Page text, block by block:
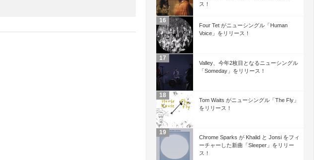
ス！
Four Tet がニューシングル「Human
Voice」をリリース！
Valley、今年2枚目となるニューシングル
「Someday」をリリース！
Tom Waits がニューシングル「The Fly」
をリリース！
Chrome Sparks が Khalid と Jonsi をフィ
ーチャーした新曲「Sleeper」をリリー
ス！